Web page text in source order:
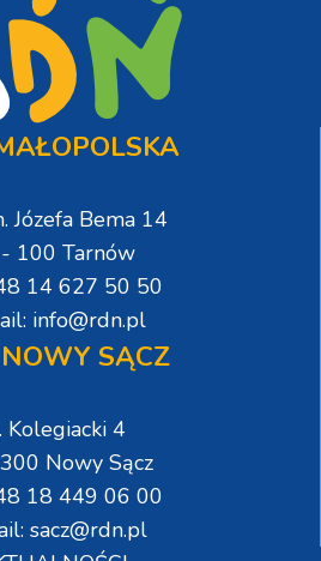
Józefa Bema 14
100 Tarnów
14 627 50 50
info@rdn.pl
SĄCZ
Kolegiacki 4
Nowy Sącz
18 449 06 00
sacz@rdn.pl